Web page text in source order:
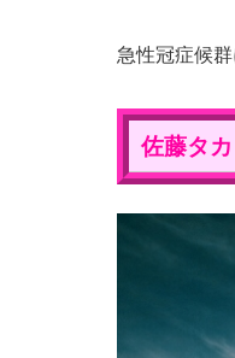
急性冠症候
佐藤タ